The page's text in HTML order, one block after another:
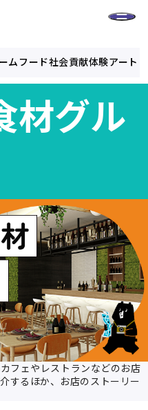
ム フード社会貢献体験アート
材グル
フェやレストランなどのお店
するほか、お店のストーリー